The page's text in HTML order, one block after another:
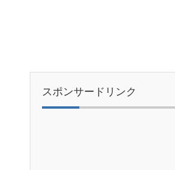
スポンサードリンク